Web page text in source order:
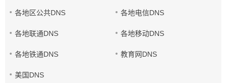
各地区公共DNS 各地电信DNS
各地联通DNS 各地移动DNS
各地铁通DNS 教育网DNS
美国DNS